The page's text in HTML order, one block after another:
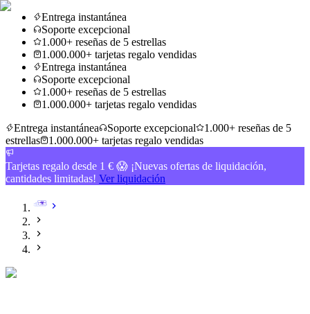
Entrega instantánea
Soporte excepcional
1.000+ reseñas de 5 estrellas
1.000.000+ tarjetas regalo vendidas
Entrega instantánea
Soporte excepcional
1.000+ reseñas de 5 estrellas
1.000.000+ tarjetas regalo vendidas
Entrega instantánea
Soporte excepcional
1.000+ reseñas de 5
estrellas
1.000.000+ tarjetas regalo vendidas
Tarjetas regalo desde 1 € 😱 ¡Nuevas ofertas de liquidación,
cantidades limitadas! Ver liquidación